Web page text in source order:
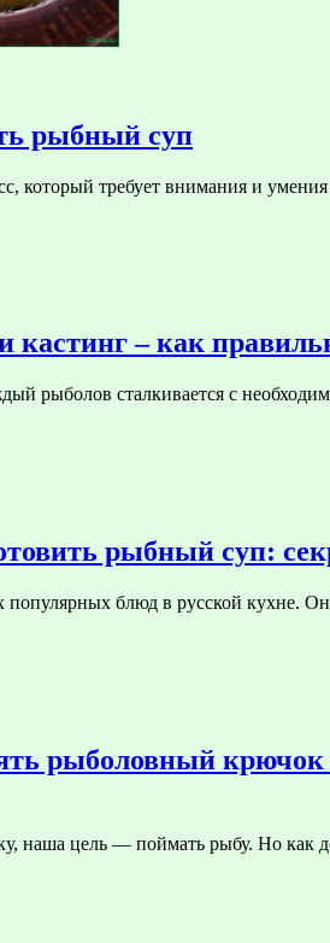
рыбный суп
который требует внимания и
– как
рыболов сталкивается с
рыбный суп:
блюд в русской кухне.
рыболовный крючок
наша цель — поймать рыбу. Но как